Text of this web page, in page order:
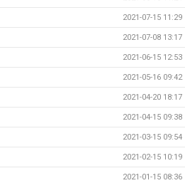
2021-07-15 11:29
2021-07-08 13:17
2021-06-15 12:53
2021-05-16 09:42
2021-04-20 18:17
2021-04-15 09:38
2021-03-15 09:54
2021-02-15 10:19
2021-01-15 08:36